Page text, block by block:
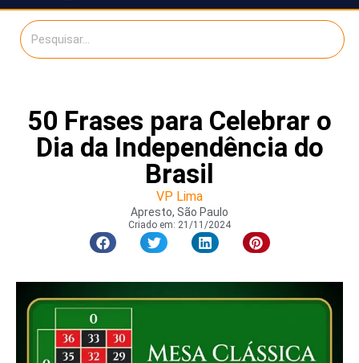
50 Frases para Celebrar o
Dia da Independência do
Brasil
VP Lima
Apresto, São Paulo
Criado em: 21/11/2024